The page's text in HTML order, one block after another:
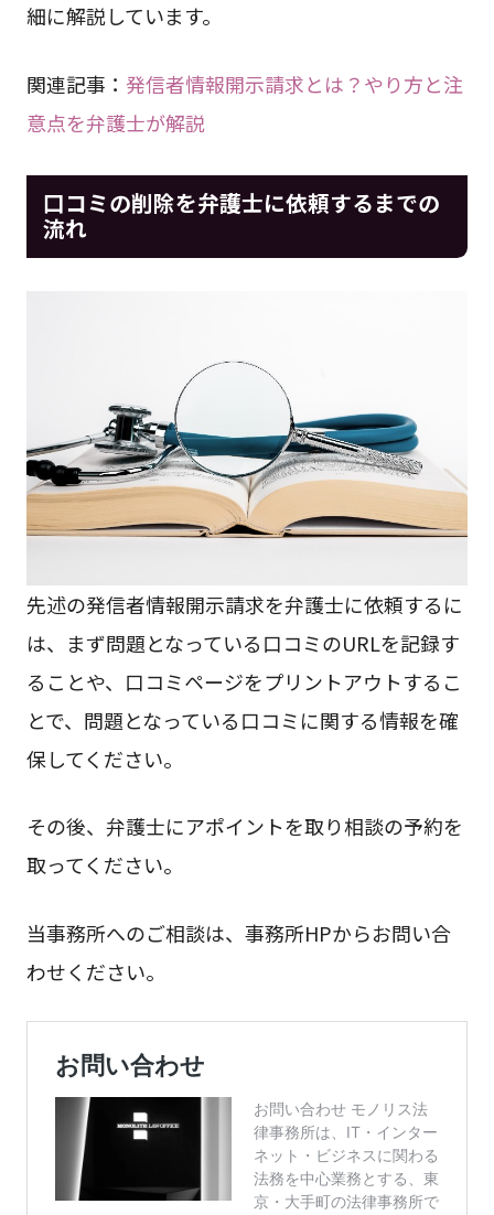
細に解説しています。
関連記事： 発信者情報開示請求とは？やり方と注
意点を弁護士が解説
口コミの削除を弁護士に依頼するまでの
流れ
先述の発信者情報開示請求を弁護士に依頼するに
は、まず問題となっている口コミのURLを記録す
ることや、口コミページをプリントアウトするこ
とで、問題となっている口コミに関する情報を確
保してください。
その後、弁護士にアポイントを取り相談の予約を
取ってください。
当事務所へのご相談は、事務所HPからお問い合
わせください。